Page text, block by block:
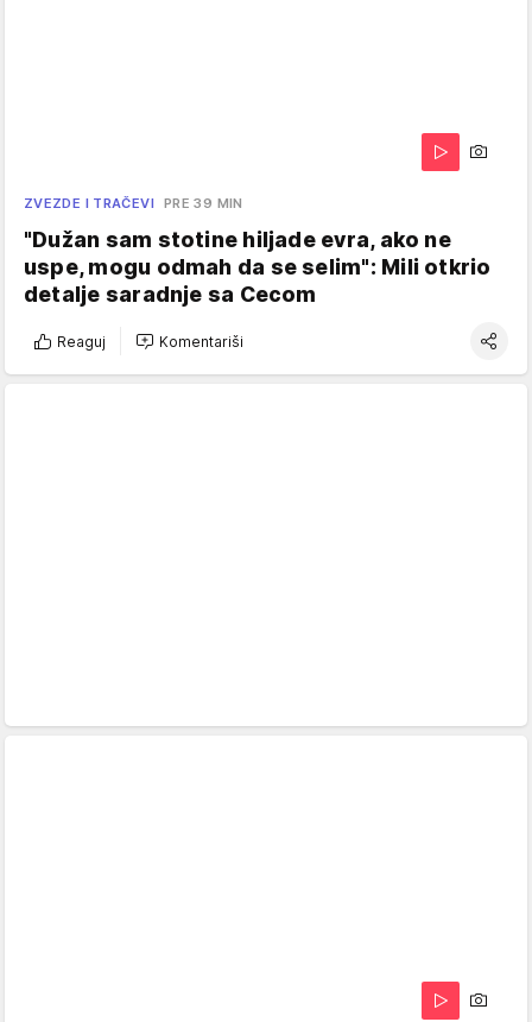
ZVEZDE I TRAČEVI PRE 39 MIN
"Dužan sam stotine hiljade evra, ako ne
uspe, mogu odmah da se selim": Mili otkrio
detalje saradnje sa Cecom
Reaguj Komentariši